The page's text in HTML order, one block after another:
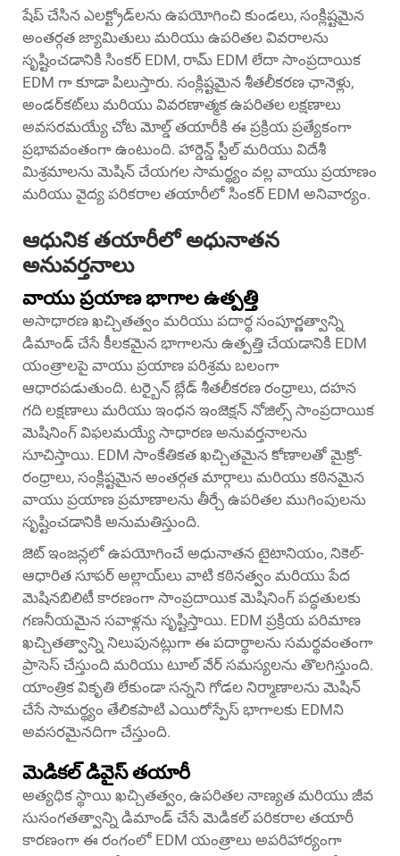
షేప్ చేసిన ఎలక్ట్రోడ్‌లను ఉపయోగించి కుండలు, సంక్లిష్టమైన
అంతర్గత జ్యామితులు మరియు ఉపరితల వివరాలను
సృష్టించడానికి సింకర్ EDM, రామ్ EDM లేదా సాంప్రదాయిక
EDM గా కూడా పిలుస్తారు. సంక్లిష్టమైన శీతలీకరణ ఛానెళ్లు,
అండర్‌కట్‌లు మరియు వివరణాత్మక ఉపరితల లక్షణాలు
అవసరమయ్యే చోట మోల్డ్ తయారీకి ఈ ప్రక్రియ ప్రత్యేకంగా
ప్రభావవంతంగా ఉంటుంది. హార్డెన్డ్ స్టీల్ మరియు విదేశీ
మిశ్రమాలను మెషిన్ చేయగల సామర్థ్యం వల్ల వాయు ప్రయాణం
మరియు వైద్య పరికరాల తయారీలో సింకర్ EDM అనివార్యం.
ఆధునిక తయారీలో అధునాతన
అనువర్తనాలు
వాయు ప్రయాణ భాగాల ఉత్పత్తి
అసాధారణ ఖచ్చితత్వం మరియు పదార్థ సంపూర్ణత్వాన్ని
డిమాండ్ చేసే కీలకమైన భాగాలను ఉత్పత్తి చేయడానికి EDM
యంత్రాలపై వాయు ప్రయాణ పరిశ్రమ బలంగా
ఆధారపడుతుంది. టర్బైన్ బ్లేడ్ శీతలీకరణ రంధ్రాలు, దహన
గది లక్షణాలు మరియు ఇంధన ఇంజెక్షన్ నోజిల్స్ సాంప్రదాయిక
మెషినింగ్ విఫలమయ్యే సాధారణ అనువర్తనాలను
సూచిస్తాయి. EDM సాంకేతికత ఖచ్చితమైన కోణాలతో మైక్రో-
రంధ్రాలు, సంక్లిష్టమైన అంతర్గత మార్గాలు మరియు కఠినమైన
వాయు ప్రయాణ ప్రమాణాలను తీర్చే ఉపరితల ముగింపులను
సృష్టించడానికి అనుమతిస్తుంది.
జెట్ ఇంజన్లలో ఉపయోగించే అధునాతన టైటానియం, నికెల్-
ఆధారిత సూపర్ అల్లాయ్‌లు వాటి కఠినత్వం మరియు పేద
మెషినబిలిటీ కారణంగా సాంప్రదాయిక మెషినింగ్ పద్ధతులకు
గణనీయమైన సవాళ్లను సృష్టిస్తాయి. EDM ప్రక్రియ పరిమాణ
ఖచ్చితత్వాన్ని నిలుపునట్లుగా ఈ పదార్థాలను సమర్థవంతంగా
ప్రాసెస్ చేస్తుంది మరియు టూల్ వేర్ సమస్యలను తొలగిస్తుంది.
యాంత్రిక వికృతి లేకుండా సన్నని గోడల నిర్మాణాలను మెషిన్
చేసే సామర్థ్యం తేలికపాటి ఎయిరోస్పేస్ భాగాలకు EDMని
అవసరమైనదిగా చేస్తుంది.
మెడికల్ డివైస్ తయారీ
అత్యధిక స్థాయి ఖచ్చితత్వం, ఉపరితల నాణ్యత మరియు జీవ
సుసంగతత్వాన్ని డిమాండ్ చేసే మెడికల్ పరికరాల తయారీ
కారణంగా ఈ రంగంలో EDM యంత్రాలు అపరిహార్యంగా